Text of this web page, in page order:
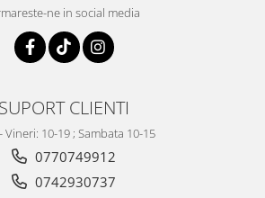
ne in social media
SUPORT CLIENTI
Vineri: 10-19 ; Sambata 10-15
0770749912
0742930737